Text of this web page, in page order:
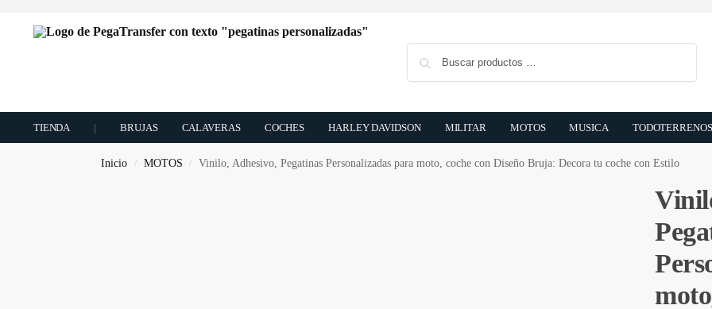
TIENDA | BRUJAS CALAVERAS COCHES HARLEY DAVIDSON MILITAR MOTOS MUSICA TODOTERRENOS
Inicio / MOTOS / Vinilo, Adhesivo, Pegatinas Personalizadas para moto, coche con Diseño Bruja: Decora tu coche con Estilo